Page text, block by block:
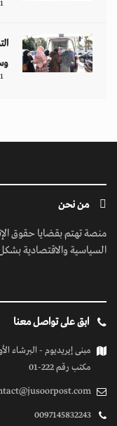
11
11
من نحن
منصة تهتم بقضايا حقوق
السياسية والاقتصادية
ابق على تواصل معنا
مبنى إيريديوم - البرشاء
مكتب رقم 222-01
0097145832243